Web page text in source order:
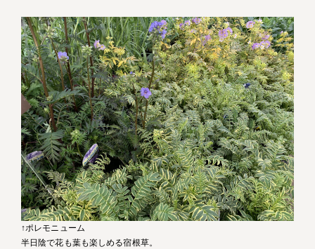
↑ポレモニューム
半日陰で花も葉も楽しめる宿根草。